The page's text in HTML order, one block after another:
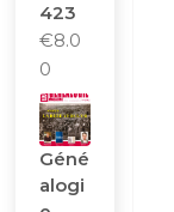
423
€8.0
0
Géné
Alogi